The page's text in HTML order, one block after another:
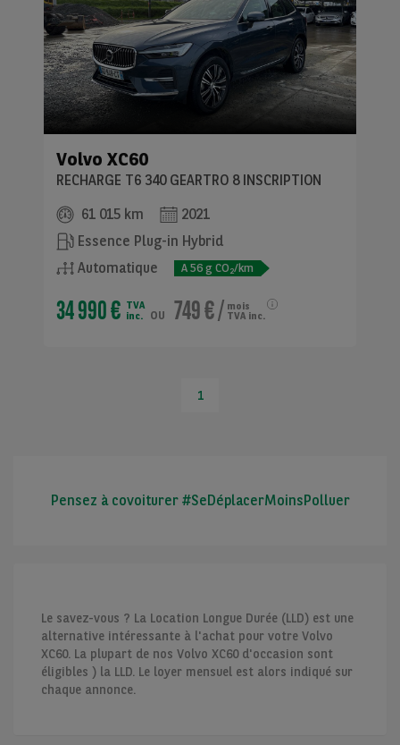
Volvo XC60
RECHARGE T6 340 GEARTRO 8 INSCRIPTION
61 015 km
2021
Essence Plug-in Hybrid
Automatique
A 56 g CO2/km
34 990 € TVA
inc.
ou 749 €/ mois
TVA inc.
1
Pensez à covoiturer #SeDéplacerMoinsPolluer
Le savez-vous ? La Location Longue Durée (LLD) est une
alternative intéressante à l'achat pour votre Volvo
XC60. La plupart de nos Volvo XC60 d'occasion sont
éligibles ) la LLD. Le loyer mensuel est alors indiqué sur
chaque annonce.